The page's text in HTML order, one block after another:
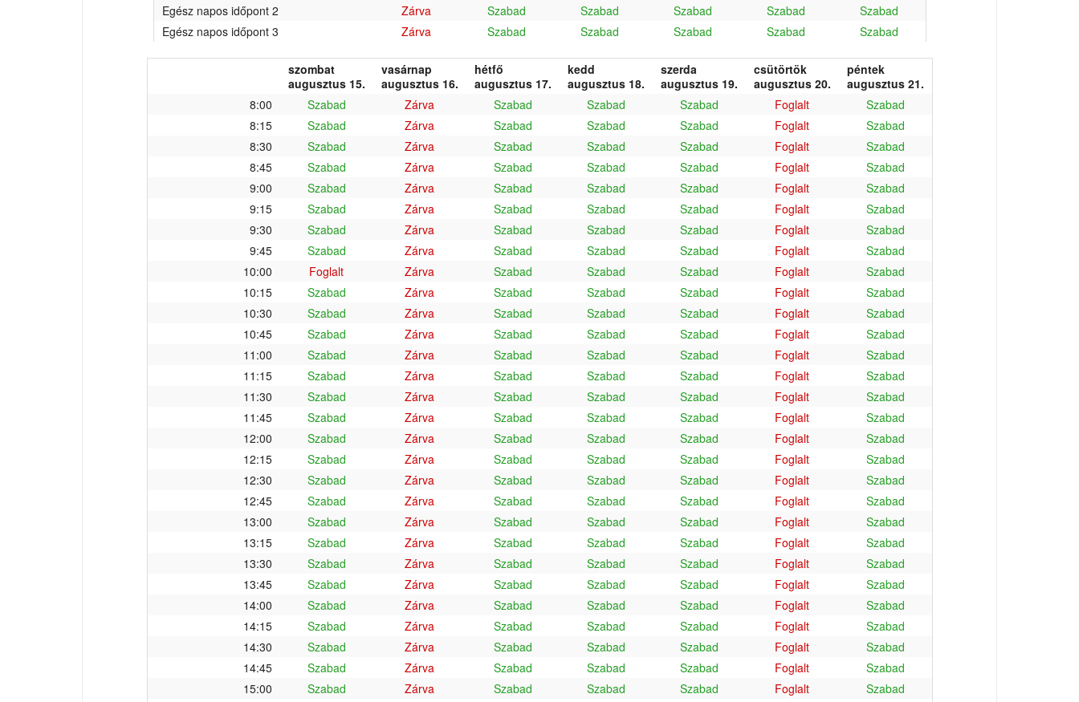
Egész napos időpont 2
Zárva Szabad Szabad Szabad Szabad
Szabad
Egész napos időpont 3
Zárva Szabad Szabad Szabad Szabad Szabad
szombat
augusztus 15.
vasárnap
augusztus 16.
hétfő
augusztus 17.
kedd
augusztus 18.
szerda
augusztus 19.
csütörtök
augusztus 20.
péntek
augusztus 21.
8:00
Szabad Zárva Szabad Szabad Szabad Foglalt
Szabad
8:15
Szabad Zárva Szabad Szabad Szabad Foglalt
Szabad
8:30
Szabad Zárva Szabad Szabad Szabad Foglalt
Szabad
8:45
Szabad Zárva Szabad Szabad Szabad Foglalt
Szabad
9:00
Szabad Zárva Szabad Szabad Szabad Foglalt
Szabad
9:15
Szabad Zárva Szabad Szabad Szabad Foglalt
Szabad
9:30
Szabad Zárva Szabad Szabad Szabad Foglalt
Szabad
9:45
Szabad Zárva Szabad Szabad Szabad Foglalt
Szabad
10:00
Foglalt Zárva Szabad Szabad Szabad Foglalt
Szabad
10:15
Szabad Zárva Szabad Szabad Szabad Foglalt
Szabad
10:30
Szabad Zárva Szabad Szabad Szabad Foglalt
Szabad
10:45
Szabad Zárva Szabad Szabad Szabad Foglalt
Szabad
11:00
Szabad Zárva Szabad Szabad Szabad Foglalt
Szabad
11:15
Szabad Zárva Szabad Szabad Szabad Foglalt
Szabad
11:30
Szabad Zárva Szabad Szabad Szabad Foglalt
Szabad
11:45
Szabad Zárva Szabad Szabad Szabad Foglalt
Szabad
12:00
Szabad Zárva Szabad Szabad Szabad Foglalt
Szabad
12:15
Szabad Zárva Szabad Szabad Szabad Foglalt
Szabad
12:30
Szabad Zárva Szabad Szabad Szabad Foglalt
Szabad
12:45
Szabad Zárva Szabad Szabad Szabad Foglalt
Szabad
13:00
Szabad Zárva Szabad Szabad Szabad Foglalt
Szabad
13:15
Szabad Zárva Szabad Szabad Szabad Foglalt
Szabad
13:30
Szabad Zárva Szabad Szabad Szabad Foglalt
Szabad
13:45
Szabad Zárva Szabad Szabad Szabad Foglalt
Szabad
14:00
Szabad Zárva Szabad Szabad Szabad Foglalt
Szabad
14:15
Szabad Zárva Szabad Szabad Szabad Foglalt
Szabad
14:30
Szabad Zárva Szabad Szabad Szabad Foglalt
Szabad
14:45
Szabad Zárva Szabad Szabad Szabad Foglalt
Szabad
15:00
Szabad Zárva Szabad Szabad Szabad Foglalt
Szabad